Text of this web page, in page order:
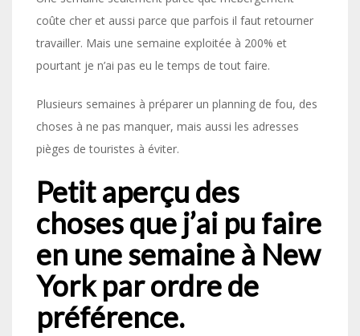
coûte cher et aussi parce que parfois il faut retourner
travailler. Mais une semaine exploitée à 200% et
pourtant je n’ai pas eu le temps de tout faire.
Plusieurs semaines à préparer un planning de fou, des
choses à ne pas manquer, mais aussi les adresses
pièges de touristes à éviter.
Petit aperçu des
choses que j’ai pu faire
en une semaine à New
York par ordre de
préférence.